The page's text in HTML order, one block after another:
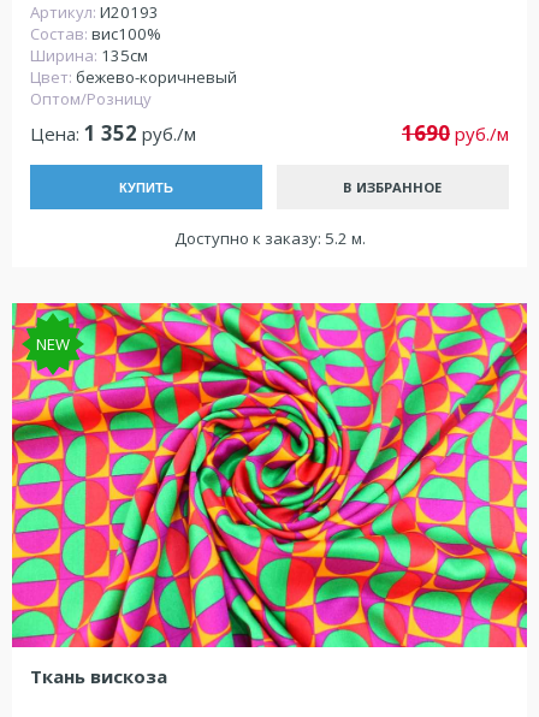
Артикул: И20193
Состав: вис100%
Ширина: 135см
Цвет: бежево-коричневый
Оптом/Розницу
Цена: 1 352 руб./м 1690 руб./м
КУПИТЬ В ИЗБРАННОЕ
Доступно к заказу: 5.2 м.
NEW
Ткань вискоза